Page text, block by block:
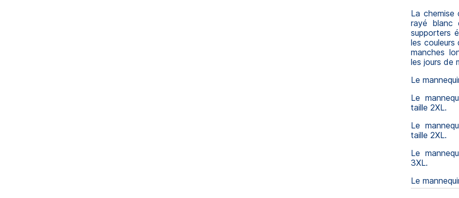
La chemise
rayé blanc
supporters
les
manches
les jours de
Le
Le
taille 2XL.
Le
taille 2XL.
Le
3XL.
Le